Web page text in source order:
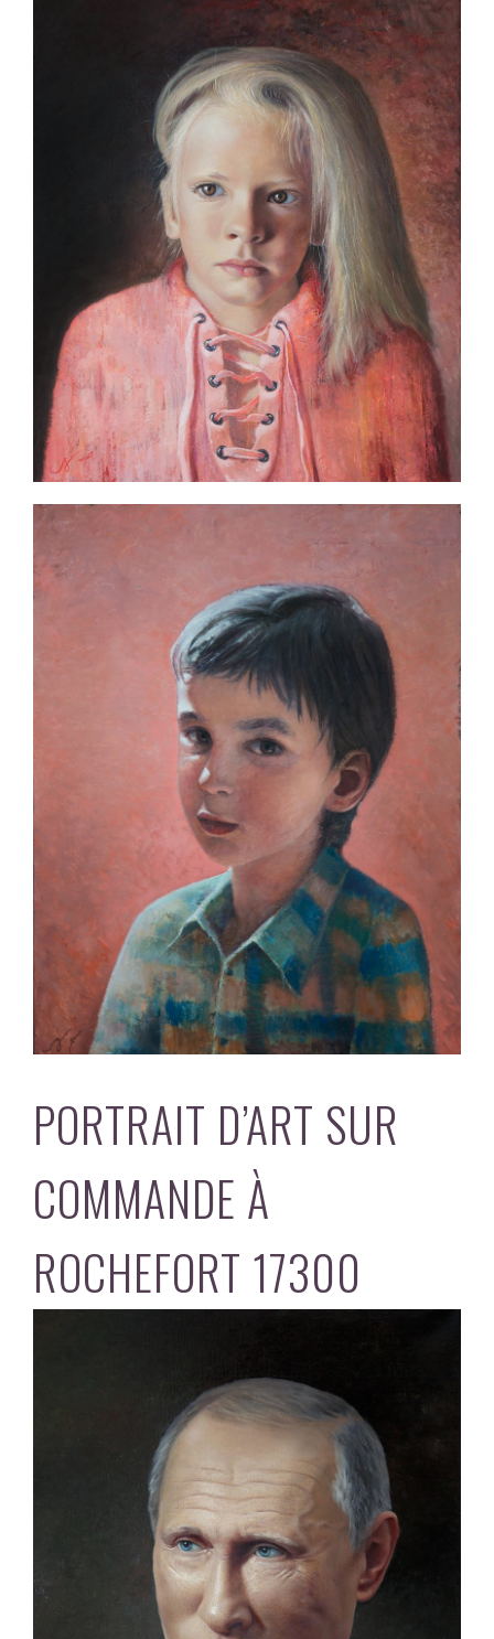
PORTRAIT D’ART SUR
COMMANDE À
ROCHEFORT 17300